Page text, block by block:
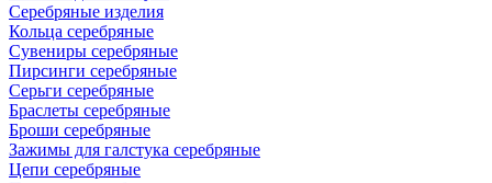
Серебряные изделия
Кольца серебряные
Сувениры серебряные
Пирсинги серебряные
Серьги серебряные
Браслеты серебряные
Броши серебряные
Зажимы для галстука серебряные
Цепи серебряные